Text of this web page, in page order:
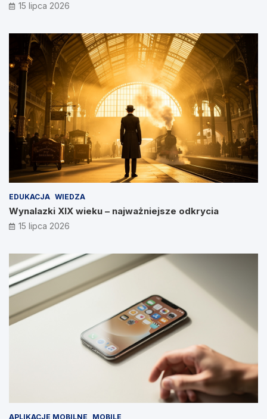
15 lipca 2026
EDUKACJA WIEDZA
Wynalazki XIX wieku – najważniejsze odkrycia
15 lipca 2026
APLIKACJE MOBILNE MOBILE